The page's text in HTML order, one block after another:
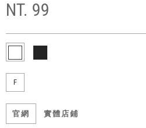
NT. 99
F
官網 實體店鋪